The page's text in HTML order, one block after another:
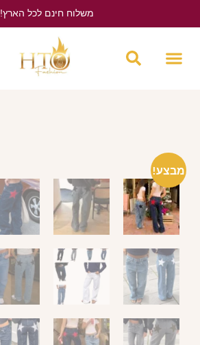
משלוח חינם לכל הארץ!
מבצע!